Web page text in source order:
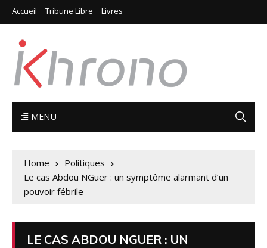
Accueil Tribune Libre Livres
MENU
Home
Politiques
Le cas Abdou NGuer : un symptôme alarmant d’un
pouvoir fébrile
LE CAS ABDOU NGUER : UN